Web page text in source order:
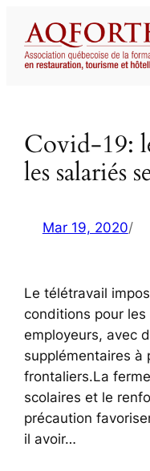
contenu
Covid-19:
les salariés
Mar 19, 2020/
Le télétravail
conditions pour
employeurs, avec
supplémentaires à
frontaliers.La
scolaires et le
précaution
il avoir…